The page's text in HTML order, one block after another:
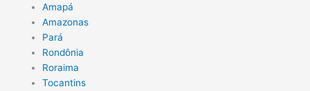
Amapá
Amazonas
Pará
Rondônia
Roraima
Tocantins